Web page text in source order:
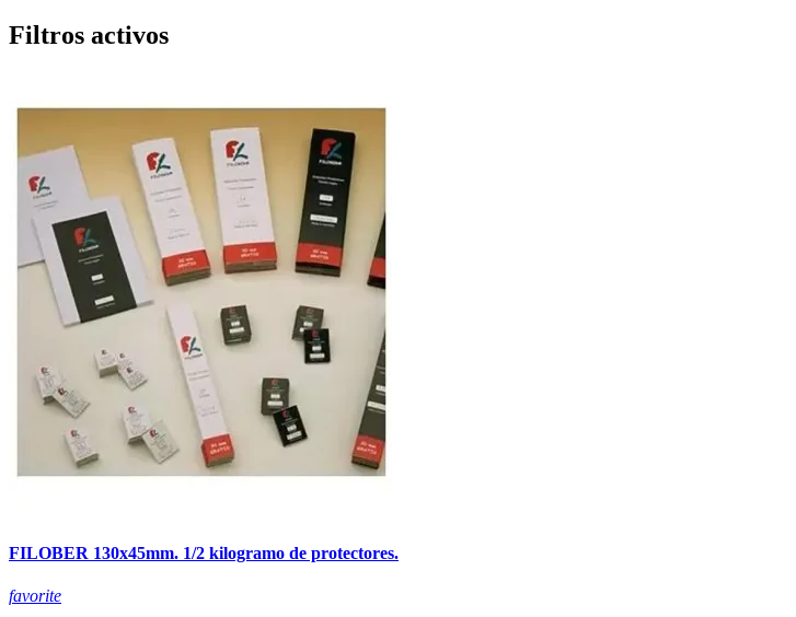
Filtros activos
FILOBER 130x45mm. 1/2 kilogramo de protectores.
favorite